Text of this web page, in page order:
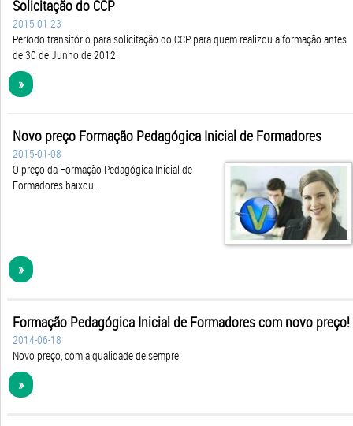
Solicitação do CCP
2015-01-23
Período transitório para solicitação do CCP para quem realizou a formação antes
de 30 de Junho de 2012.
»
Novo preço Formação Pedagógica Inicial de Formadores
2015-01-08
O preço da Formação Pedagógica Inicial de
Formadores baixou.
»
Formação Pedagógica Inicial de Formadores com novo preço!
2014-06-18
Novo preço, com a qualidade de sempre!
»